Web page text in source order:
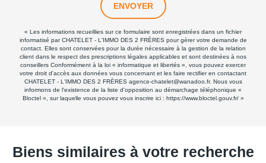
ENVOYER
« Les informations recueillies sur ce formulaire sont enregistrées dans un fichier
informatisé par CHATELET - L'IMMO DES 2 FRÈRES pour gérer votre demande de
contact. Elles sont conservées pour la durée nécessaire à la gestion de la relation
client dans le respect des prescriptions légales applicables et sont destinées à nos
conseillers Conformément à la loi « informatique et libertés », vous pouvez exercer
votre droit d'accès aux données vous concernant et les faire rectifier en contactant
CHATELET - L'IMMO DES 2 FRÈRES agence-chatelet@wanadoo.fr. Nous vous
informons de l'existence de la liste d'opposition au démarchage téléphonique «
Bloctel », sur laquelle vous pouvez vous inscrire ici : https://www.bloctel.gouv.fr/»
Biens similaires à votre recherche